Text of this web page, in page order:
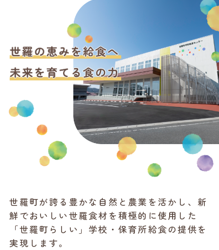
世羅町が誇る豊かな自然と農業を活かし、新
鮮でおいしい世羅食材を積極的に使用した
「世羅町らしい」学校・保育所給食の提供を
実現します。